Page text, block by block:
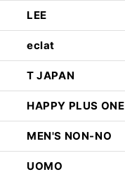
LEE
eclat
T JAPAN
HAPPY PLUS ONE
MEN'S NON-NO
UOMO